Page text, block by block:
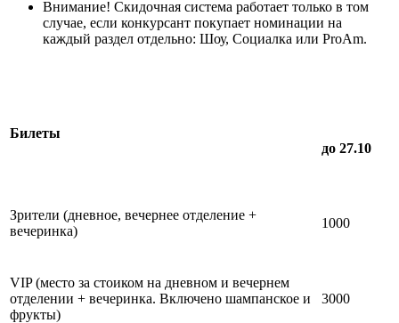
Внимание! Скидочная система работает только в том
случае, если конкурсант покупает номинации на
каждый раздел отдельно: Шоу, Социалка или ProAm.
Билеты
до 27.10
Зрители (дневное, вечернее отделение +
вечеринка)
1000
VIP (место за стоиком на дневном и вечернем
отделении + вечеринка. Включено шампанское и
фрукты)
3000